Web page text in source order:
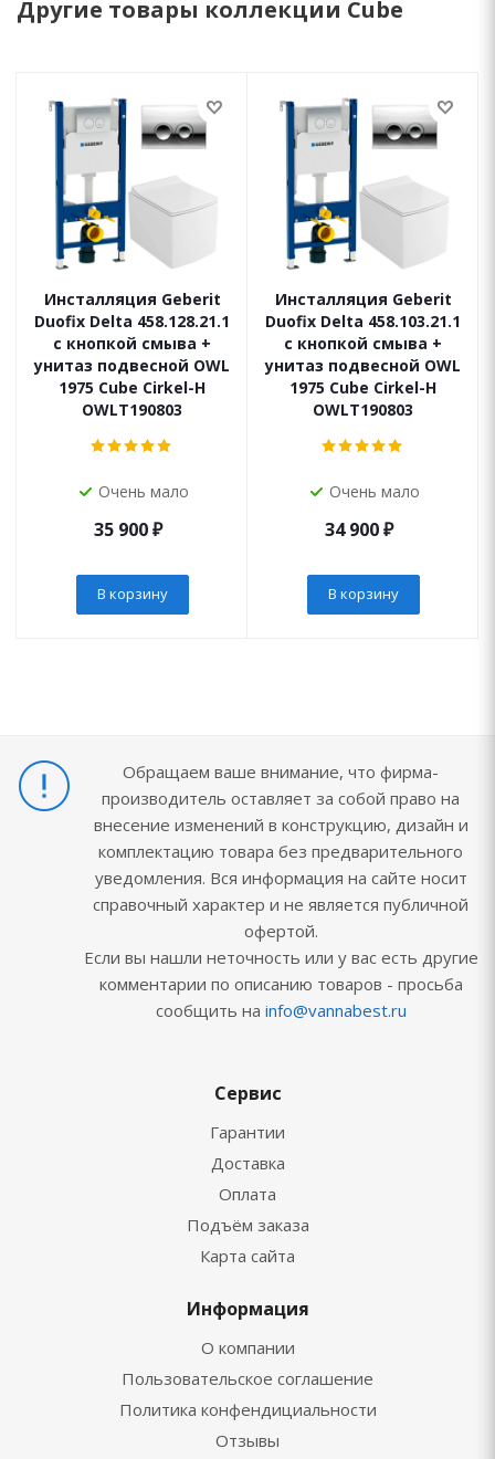
Другие товары коллекции Cube
Инсталляция Geberit
Duofix Delta 458.128.21.1
с кнопкой смыва +
унитаз подвесной OWL
1975 Cube Cirkel-H
OWLT190803
Очень мало
35 900₽
В корзину
Инсталляция Geberit
Duofix Delta 458.103.21.1
с кнопкой смыва +
унитаз подвесной OWL
1975 Cube Cirkel-H
OWLT190803
Очень мало
34 900₽
В корзину
Обращаем ваше внимание, что фирма-
производитель оставляет за собой право на
внесение изменений в конструкцию, дизайн и
комплектацию товара без предварительного
уведомления. Вся информация на сайте носит
справочный характер и не является публичной
офертой.
Если вы нашли неточность или у вас есть другие
комментарии по описанию товаров - просьба
сообщить на info@vannabest.ru
Сервис
Гарантии
Доставка
Оплата
Подъём заказа
Карта сайта
Информация
О компании
Пользовательское соглашение
Политика конфендициальности
Отзывы